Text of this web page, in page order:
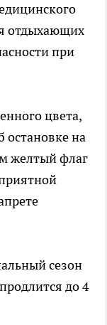
отдыхающих
при
цвета,
на
желтый флаг
сезон
до 4